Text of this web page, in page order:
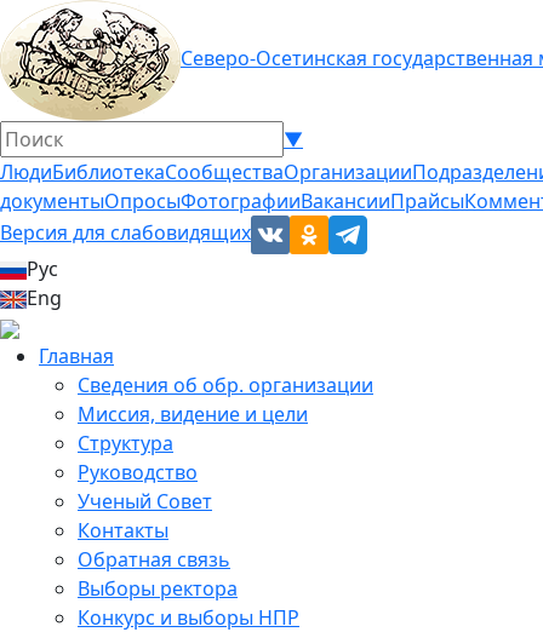
Северо-Осетинская
▼
ЛюдиБиблиотекаСообществаОрганизации
документыОпросыФотографииВакансииПрайсы
Версия для слабовидящих
Рус
Eng
Главная
Сведения об обр. организации
Миссия, видение и цели
Структура
Руководство
Ученый Совет
Контакты
Обратная связь
Выборы ректора
Конкурс и выборы НПР